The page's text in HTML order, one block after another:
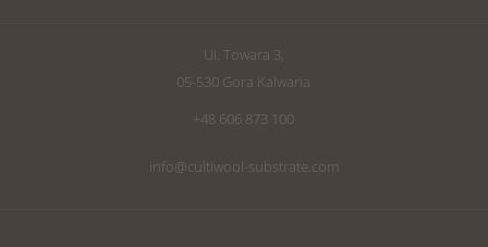
UI. Towara 3,
05-530 Gora Kalwaria
+48 606 873 100
info@cultiwool-substrate.com